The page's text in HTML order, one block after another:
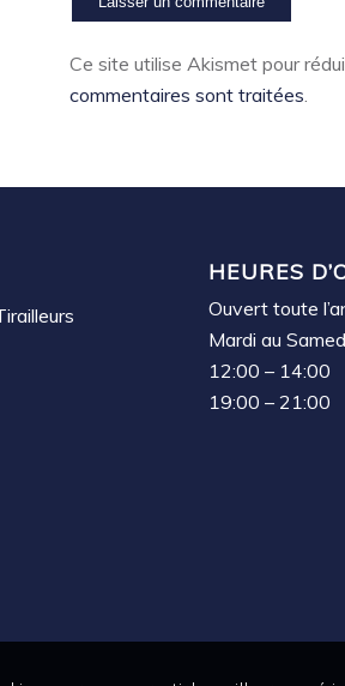
Ce site utilise Akismet pour
commentaires sont traitées.
HEURES
Ouvert toute
Mardi au
12:00 – 14:00
19:00 – 21:00